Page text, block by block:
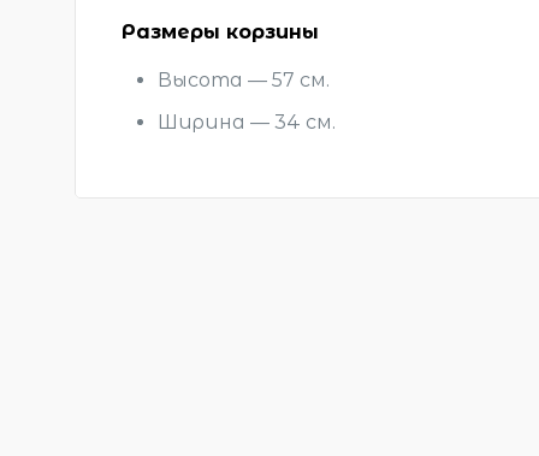
Размеры корзины
Высота — 57 см.
Ширина — 34 см.